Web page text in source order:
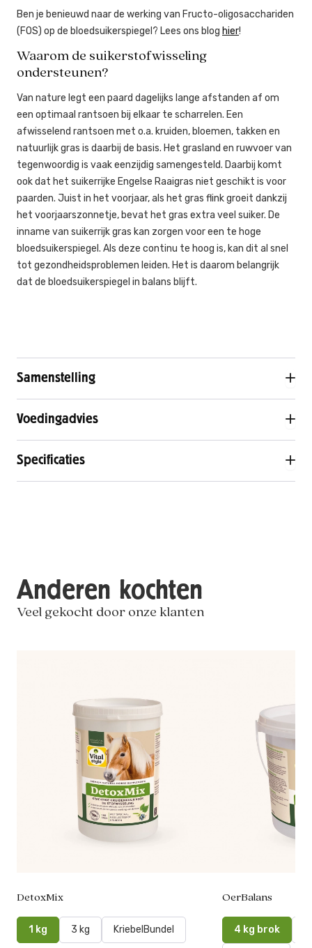
Ben je benieuwd naar de werking van Fructo-oligosacchariden
(FOS) op de bloedsuikerspiegel? Lees ons blog hier!
Waarom de suikerstofwisseling
ondersteunen?
Van nature legt een paard dagelijks lange afstanden af om
een optimaal rantsoen bij elkaar te scharrelen. Een
afwisselend rantsoen met o.a. kruiden, bloemen, takken en
natuurlijk gras is daarbij de basis. Het grasland en ruwvoer van
tegenwoordig is vaak eenzijdig samengesteld. Daarbij komt
ook dat het suikerrijke Engelse Raaigras niet geschikt is voor
paarden. Juist in het voorjaar, als het gras flink groeit dankzij
het voorjaarszonnetje, bevat het gras extra veel suiker. De
inname van suikerrijk gras kan zorgen voor een te hoge
bloedsuikerspiegel. Als deze continu te hoog is, kan dit al snel
tot gezondheidsproblemen leiden. Het is daarom belangrijk
dat de bloedsuikerspiegel in balans blijft.
Samenstelling
Voedingadvies
Specificaties
Anderen kochten
Veel gekocht door onze klanten
DetoxMix
1 kg 3 kg KriebelBundel
OerBalans
4 kg brok